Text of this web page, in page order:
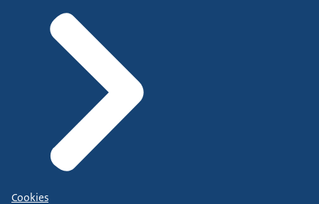
Cookies